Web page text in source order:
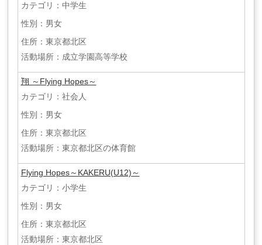
カテゴリ：中学生
性別：男女
住所：東京都北区
活動場所：成立学園高等学校
翔 ～Flying Hopes～
カテゴリ：社会人
性別：男女
住所：東京都北区
活動場所：東京都北区の体育館
Flying Hopes～KAKERU(U12)～
カテゴリ：小学生
性別：男女
住所：東京都北区
活動場所：東京都北区